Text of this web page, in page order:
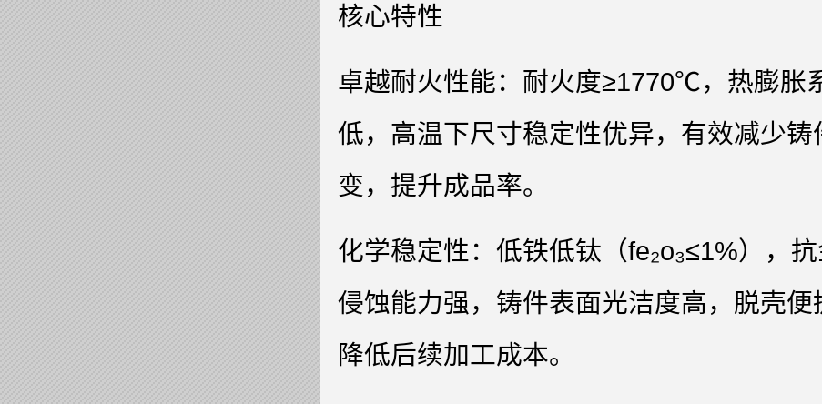
核心特性
卓越耐火性能‌：耐火度≥1770℃，热膨胀
低，高温下尺寸稳定性优异，有效减少铸
变，提升成品率。
化学稳定性‌：低铁低钛（fe₂o₃≤1%），
侵蚀能力强，铸件表面光洁度高，脱壳便
降低后续加工成本。